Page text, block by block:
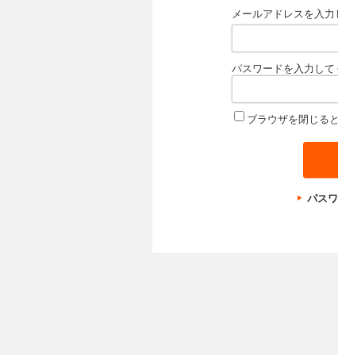
メールアドレスを入
パスワードを入力し
ブラウザを閉じる
パス